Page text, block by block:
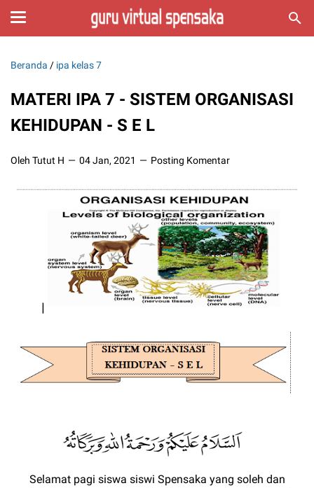
Beranda / ipa kelas 7
MATERI IPA 7 - SISTEM ORGANISASI
KEHIDUPAN - S E L
Oleh Tutut H 04 Jan, 2021 Posting Komentar
Selamat pagi siswa siswi Spensaka yang soleh dan